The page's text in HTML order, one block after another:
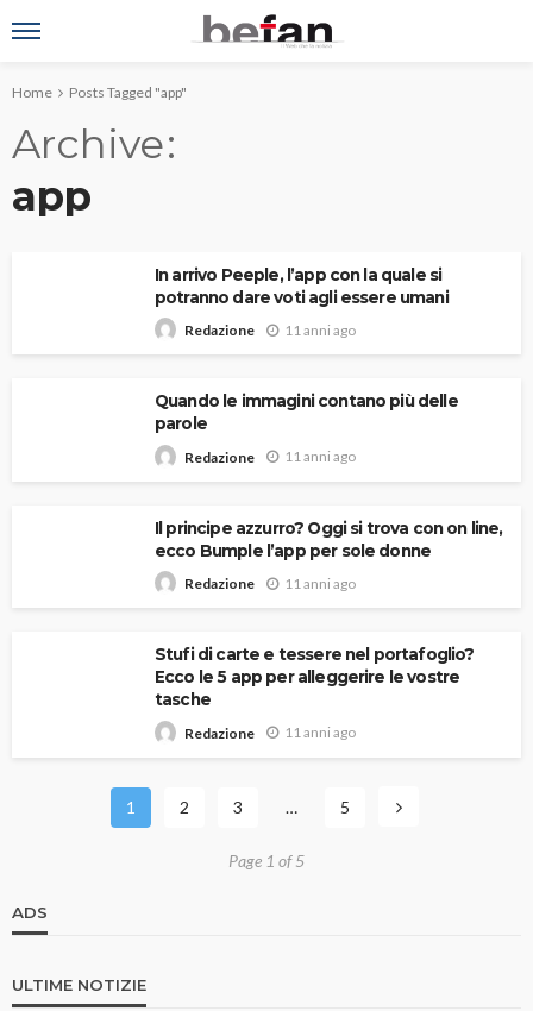
Home Posts Tagged "app"
Archive
app
In arrivo Peeple, l’app con la quale si
potranno dare voti agli essere umani
Redazione 11 anni ago
Quando le immagini contano più delle
parole
Redazione 11 anni ago
Il principe azzurro? Oggi si trova con on line,
ecco Bumple l’app per sole donne
Redazione 11 anni ago
Stufi di carte e tessere nel portafoglio?
Ecco le 5 app per alleggerire le vostre
tasche
Redazione 11 anni ago
1 2 3 … 5
Page 1 of 5
ADS
ULTIME NOTIZIE